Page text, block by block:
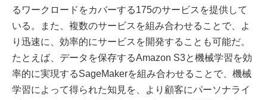
るワークロードをカバーする175のサービスを提供して
いる。また、複数のサービスを組み合わせることで、よ
り迅速に、効率的にサービスを開発することも可能だ。
たとえば、データを保存するAmazon S3と機械学習を効
率的に実現するSageMakerを組み合わせることで、機械
学習によって得られた知見を、より顧客にパーソナライ